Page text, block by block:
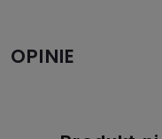
OPINIE